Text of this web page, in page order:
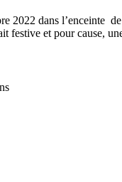
2022 dans l’enceinte
festive et pour cause,